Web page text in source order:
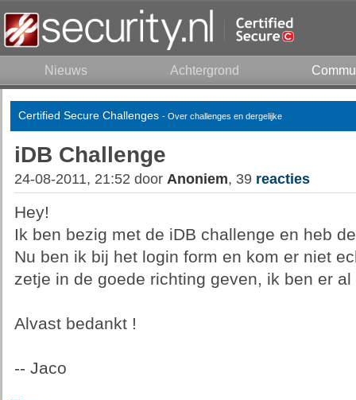
Nieuws Achtergrond
Certified Secure Challenges - Over challenges en dergelijke
iDB Challenge
24-08-2011, 21:52 door Anoniem, 39 reacties
Hey!
Ik ben bezig met de iDB challenge en heb
Nu ben ik bij het login form en kom er niet
zetje in de goede richting geven, ik ben er
Alvast bedankt !
-- Jaco